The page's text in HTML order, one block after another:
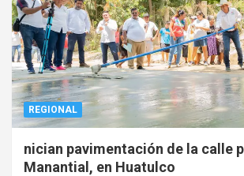
REGIONAL
nician pavimentación de la calle
Manantial, en Huatulco